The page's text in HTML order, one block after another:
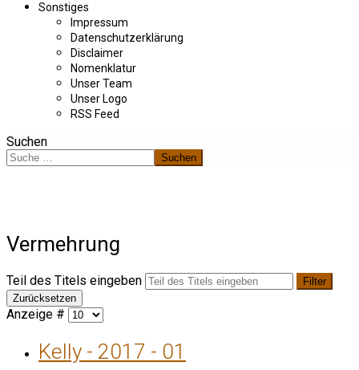
Sonstiges
Impressum
Datenschutzerklärung
Disclaimer
Nomenklatur
Unser Team
Unser Logo
RSS Feed
Suchen
Suchen
Vermehrung
Teil des Titels eingeben
Filter
Zurücksetzen
Anzeige #
Kelly - 2017 - 01